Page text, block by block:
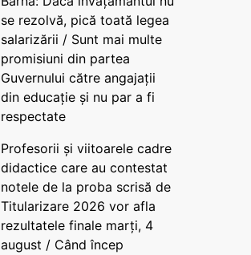
se rezolvă, pică toată legea
salarizării / Sunt mai multe
promisiuni din partea
Guvernului către angajații
din educație și nu par a fi
respectate
Profesorii și viitoarele cadre
didactice care au contestat
notele de la proba scrisă de
Titularizare 2026 vor afla
rezultatele finale marți, 4
august / Când încep